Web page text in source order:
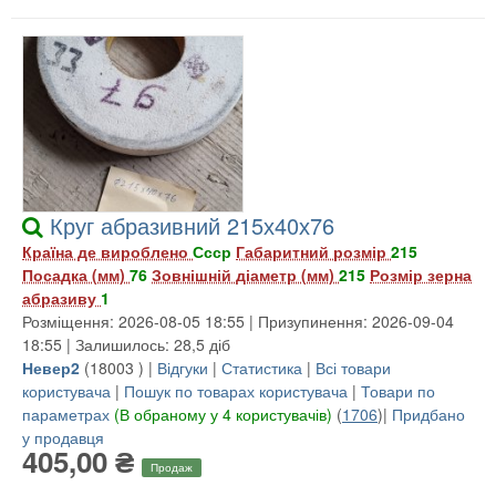
Круг абразивний 215х40х76
Країна де вироблено Ссср Габаритний розмір 215
Посадка (мм) 76 Зовнішній діаметр (мм) 215 Розмір зерна
абразиву 1
Розміщення: 2026-08-05 18:55 | Призупинення: 2026-09-04
18:55 | Залишилось: 28,5 діб
Невер2 (18003 ) | Відгуки | Статистика | Всі товари
користувача | Пошук по товарах користувача | Товари по
параметрах (В обраному у 4 користувачів) (1706)| Придбано
у продавця
405,00 ₴ Продаж